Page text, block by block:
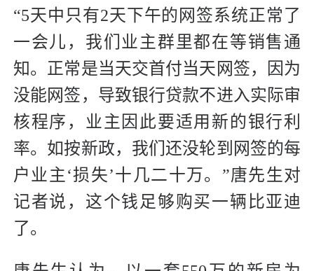
“5天中只有2天下午的网签系统正常了
一会儿，我们业主群里都在等销售通
知。正常是当天交首付当天网签，因为
没能网签，导致银行贷款不进入实际审
核程序，业主因此要适用新的银行利
率。如按新政，我们还没轮到网签的每
户业主‘损失’十几二十万。”唐先生对
记者说，这个钱足够购买一辆比亚迪
了。